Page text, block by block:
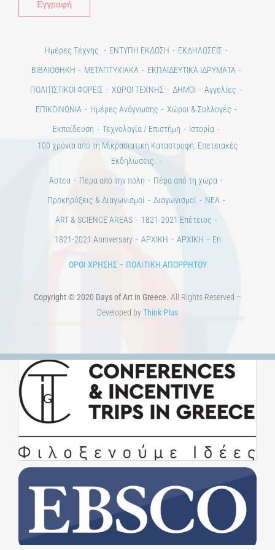
Ημέρες Τέχνης ΕΝΤΥΠΗ ΕΚΔΟΣΗ
ΕΚΔΗΛΩΣΕΙΣ
ΒΙΒΛΙΟΘΗΚΗ
ΜΕΤΑΠΤΥΧΙΑΚΑ
ΕΚΠΑΙΔΕΥΤΙΚΑ ΙΔΡΥΜΑΤΑ
ΠΟΛΙΤΙΣΤΙΚΟΙ ΦΟΡΕΙΣ
ΧΩΡΟΙ ΤΕΧΝΗΣ ΔΗΜΟΙ
Αγγελίες
ΕΠΙΚΟΙΝΩΝΙΑ
Ημέρες Ανάγνωσης
Χώροι & Συλλογές
Εκπαίδευση
Τεχνολογία / Επιστήμη
Ιστορία
100 χρόνια από τη Μικρασιατική Καταστροφή. Επετειακές
Εκδηλώσεις.
Άστεα
Πέρα από την πόλη
Πέρα από τη χώρα
Προκηρύξεις & Διαγωνισμοί
Διαγωνισμοί
ΝΕΑ
ART & SCIENCE AREAS
1821-2021 Επέτειος
1821-2021 Anniversary
ΑΡΧΙΚΗ ΑΡΧΙΚΗ – En
ΟΡΟΙ ΧΡΗΣΗΣ– ΠΟΛΙΤΙΚΗ ΑΠΟΡΡΗΤΟΥ
Copyright © 2020 Days of Art in Greece. All Rights Reserved –
Developed byThink Plus